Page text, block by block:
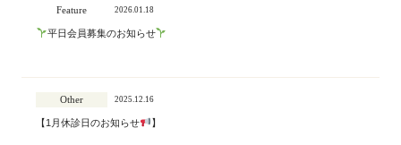
2026.01.18
Feature
平日会員募集のお知らせ
2025.12.16
Other
【1月休診日のお知らせ 】